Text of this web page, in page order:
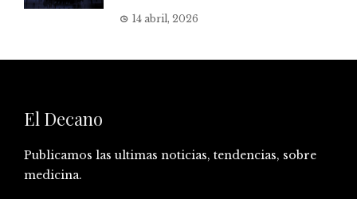
14 abril, 2026
El Decano
Publicamos las ultimas noticias, tendencias, sobre
medicina.